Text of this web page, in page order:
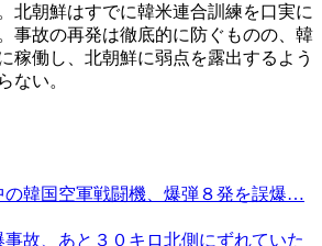
北朝鮮はすでに韓米連合訓練を口実に
事故の再発は徹底的に防ぐものの、韓
稼働し、北朝鮮に弱点を露出するよう
ない。
の韓国空軍戦闘機、爆弾８発を誤爆…
故、あと３０キロ北側にずれていた